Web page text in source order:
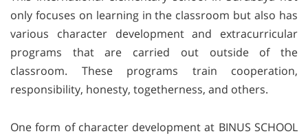
only focuses on learning in the classroom but also has
various character development and extracurricular
programs that are carried out outside of the
classroom. These programs train cooperation,
responsibility, honesty, togetherness, and others.
One form of character development at BINUS SCHOOL